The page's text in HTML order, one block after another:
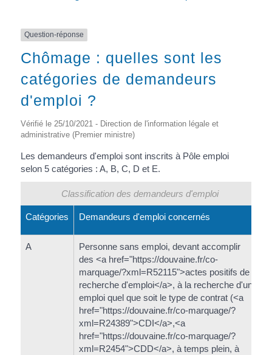
Question-réponse
Chômage : quelles sont les
catégories de demandeurs
d'emploi ?
Vérifié le 25/10/2021 - Direction de l'information légale et
administrative (Premier ministre)
Les demandeurs d'emploi sont inscrits à Pôle emploi
selon 5 catégories : A, B, C, D et E.
Classification des demandeurs d'emploi
Catégories Demandeurs d'emploi concernés
A
Personne sans emploi, devant accomplir
des <a href="https://douvaine.fr/co-
marquage/?xml=R52115">actes positifs de
recherche d'emploi</a>, à la recherche d'un
emploi quel que soit le type de contrat (<a
href="https://douvaine.fr/co-marquage/?
xml=R24389">CDI</a>,<a
href="https://douvaine.fr/co-marquage/?
xml=R2454">CDD</a>, à temps plein, à